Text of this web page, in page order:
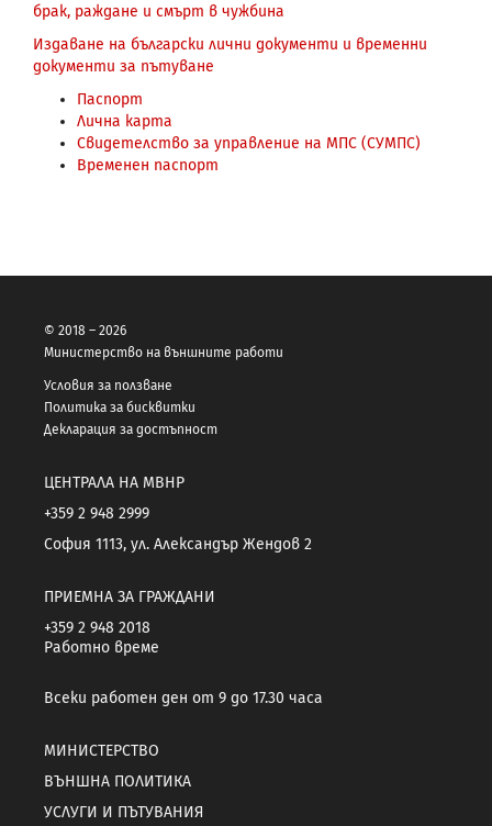
брак, раждане и смърт в чужбина
Издаване на български лични документи и временни
документи за пътуване
Паспорт
Лична карта
Свидетелство за управление на МПС (СУМПС)
Временен паспорт
© 2018 – 2026
Министерство на външните работи
Условия за ползване
Политика за бисквитки
Декларация за достъпност
ЦЕНТРАЛА НА МВНР
+359 2 948 2999
София 1113, ул. Александър Жендов 2
ПРИЕМНА ЗА ГРАЖДАНИ
+359 2 948 2018
Работно време
Всеки работен ден от 9 до 17.30 часа
МИНИСТЕРСТВО
ВЪНШНА ПОЛИТИКА
УСЛУГИ И ПЪТУВАНИЯ